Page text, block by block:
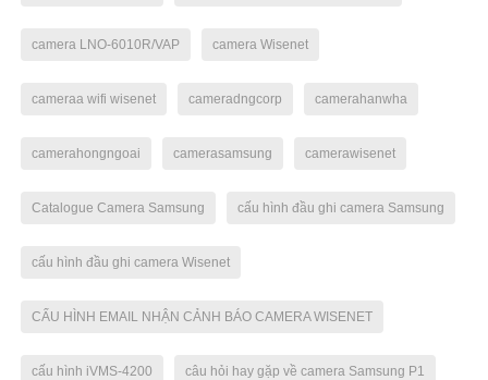
camera LNO-6010R/VAP camera Wisenet
cameraa wifi wisenet cameradngcorp camerahanwha
camerahongngoai camerasamsung camerawisenet
Catalogue Camera Samsung cấu hình đầu ghi camera Samsung
cấu hình đầu ghi camera Wisenet
CẤU HÌNH EMAIL NHẬN CẢNH BÁO CAMERA WISENET
cấu hình iVMS-4200 câu hỏi hay gặp về camera Samsung P1